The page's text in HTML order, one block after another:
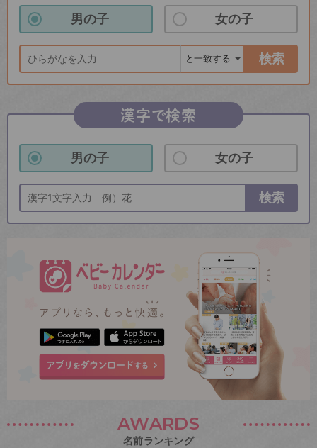
男の子 女の子
検索
漢字で検索
男の子 女の子
検索
AWARDS
名前ランキング